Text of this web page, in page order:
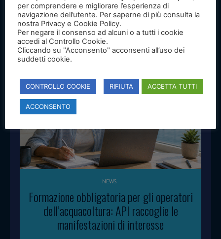
certificazione Acquacoltura Sostenibile, mettendo a
disposizione delle imprese una check list di
autovalutazione per conoscere i requisiti del
disciplinare e prepararsi al percorso di certificazione.
NEWS
Formazione obbligatoria per gli operatori
dell’acquacoltura: API raccoglie le
manifestazioni di interesse
per comprendere e migliorare l’esperienza di
navigazione dell’utente. Per saperne di più consulta la
nostra Privacy e Cookie Policy.
Per negare il consenso ad alcuni o a tutti i cookie
accedi al Controllo Cookie.
Cliccando su "Acconsento" acconsenti all’uso dei
suddetti cookie.
CONTROLLO COOKIE RIFIUTA ACCETTA TUTTI
ACCONSENTO